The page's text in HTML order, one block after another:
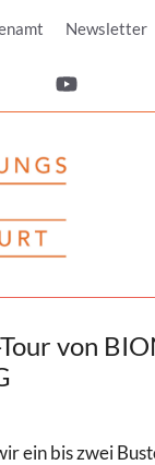
Newsletter
von
ein bis zwei